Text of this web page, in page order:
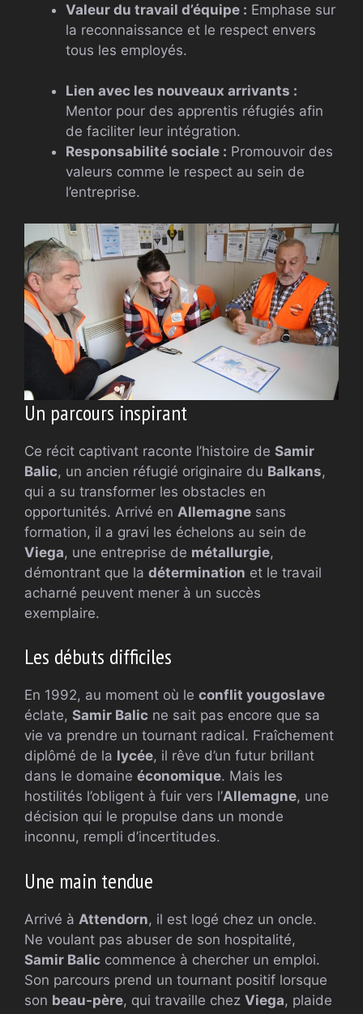
Valeur du travail d’équipe : Emphase sur
la reconnaissance et le respect envers
tous les employés.
Lien avec les nouveaux arrivants :
Mentor pour des apprentis réfugiés afin
de faciliter leur intégration.
Responsabilité sociale : Promouvoir des
valeurs comme le respect au sein de
l’entreprise.
Un parcours inspirant
Ce récit captivant raconte l’histoire de Samir
Balic, un ancien réfugié originaire du Balkans,
qui a su transformer les obstacles en
opportunités. Arrivé en Allemagne sans
formation, il a gravi les échelons au sein de
Viega, une entreprise de métallurgie,
démontrant que la détermination et le travail
acharné peuvent mener à un succès
exemplaire.
Les débuts difficiles
En 1992, au moment où le conflit yougoslave
éclate, Samir Balic ne sait pas encore que sa
vie va prendre un tournant radical. Fraîchement
diplômé de la lycée, il rêve d’un futur brillant
dans le domaine économique. Mais les
hostilités l’obligent à fuir vers l’Allemagne, une
décision qui le propulse dans un monde
inconnu, rempli d’incertitudes.
Une main tendue
Arrivé à Attendorn, il est logé chez un oncle.
Ne voulant pas abuser de son hospitalité,
Samir Balic commence à chercher un emploi.
Son parcours prend un tournant positif lorsque
son beau-père, qui travaille chez Viega, plaide